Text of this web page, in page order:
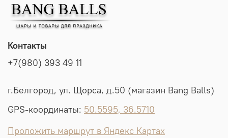
Контакты
+7(980) 393 49 11
г.Белгород, ул. Щорса, д.50 (магазин Bang Balls)
GPS-координаты: 50.5595, 36.5710
Проложить маршрут в Яндекс Картах